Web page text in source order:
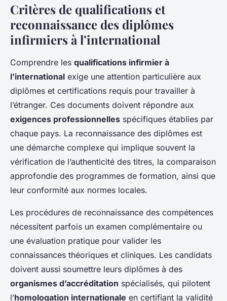
Critères de qualifications et
reconnaissance des diplômes
infirmiers à l’international
Comprendre les qualifications infirmier à
l’international exige une attention particulière aux
diplômes et certifications requis pour travailler à
l’étranger. Ces documents doivent répondre aux
exigences professionnelles spécifiques établies par
chaque pays. La reconnaissance des diplômes est
une démarche complexe qui implique souvent la
vérification de l’authenticité des titres, la comparaison
approfondie des programmes de formation, ainsi que
leur conformité aux normes locales.
Les procédures de reconnaissance des compétences
nécessitent parfois un examen complémentaire ou
une évaluation pratique pour valider les
connaissances théoriques et cliniques. Les candidats
doivent aussi soumettre leurs diplômes à des
organismes d’accréditation spécialisés, qui pilotent
l’homologation internationale en certifiant la validité